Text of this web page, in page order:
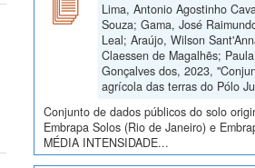
Lima, Antonio Agostinho
Souza; Gama, José
Leal; Araújo, Wilson
Claessen de Magalhẽs;
Gonçalves dos, 2023,
agrícola das terras do Pólo
Conjunto de dados públicos do solo
Embrapa Solos (Rio de Janeiro) e
MÉDIA INTENSIDADE...